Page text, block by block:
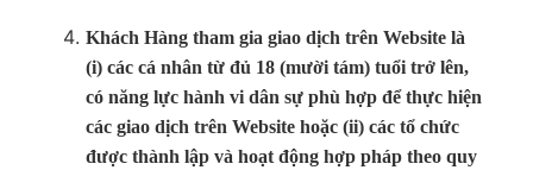
Khách Hàng tham gia giao dịch trên Website là
(i) các cá nhân từ đủ 18 (mười tám) tuổi trở lên,
có năng lực hành vi dân sự phù hợp để thực hiện
các giao dịch trên Website hoặc (ii) các tổ chức
được thành lập và hoạt động hợp pháp theo quy